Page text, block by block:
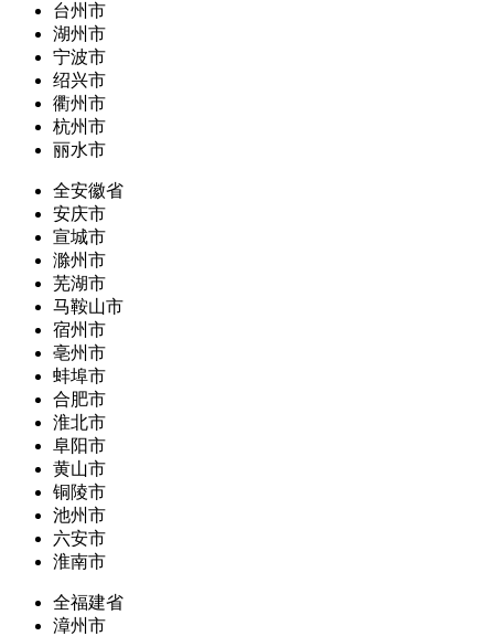
台州市
湖州市
宁波市
绍兴市
衢州市
杭州市
丽水市
全安徽省
安庆市
宣城市
滁州市
芜湖市
马鞍山市
宿州市
亳州市
蚌埠市
合肥市
淮北市
阜阳市
黄山市
铜陵市
池州市
六安市
淮南市
全福建省
漳州市